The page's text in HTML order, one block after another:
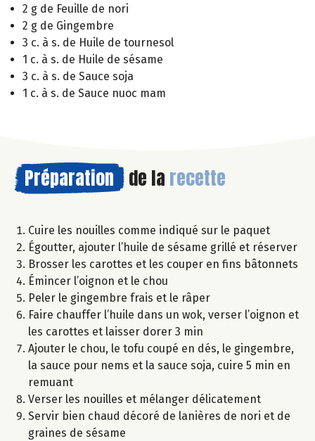
2 g de Feuille de nori
2 g de Gingembre
3 c. à s. de Huile de tournesol
1 c. à s. de Huile de sésame
3 c. à s. de Sauce soja
1 c. à s. de Sauce nuoc mam
Préparation de la recette
Cuire les nouilles comme indiqué sur le paquet
Égoutter, ajouter l’huile de sésame grillé et réserver
Brosser les carottes et les couper en fins bâtonnets
Émincer l’oignon et le chou
Peler le gingembre frais et le râper
Faire chauffer l’huile dans un wok, verser l’oignon et
les carottes et laisser dorer 3 min
Ajouter le chou, le tofu coupé en dés, le gingembre,
la sauce pour nems et la sauce soja, cuire 5 min en
remuant
Verser les nouilles et mélanger délicatement
Servir bien chaud décoré de lanières de nori et de
graines de sésame